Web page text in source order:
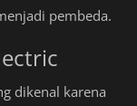
pembeda.
dikenal karena